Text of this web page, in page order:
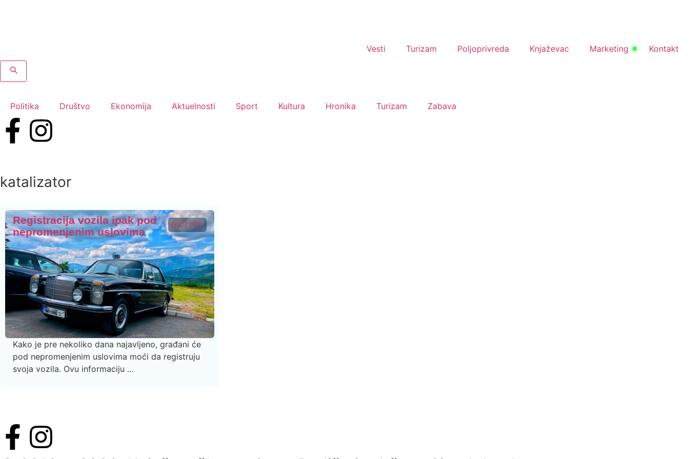
Vesti Turizam Poljoprivreda Knjaževac Marketing Kontakt
Politika Društvo Ekonomija Aktuelnosti Sport Kultura Hronika Turizam Zabava
katalizator
06.07.2021.
Registracija vozila ipak pod
nepromenjenim uslovima
Kako je pre nekoliko dana najavljeno, građani će
pod nepromenjenim uslovima moći da registruju
svoja vozila. Ovu informaciju …